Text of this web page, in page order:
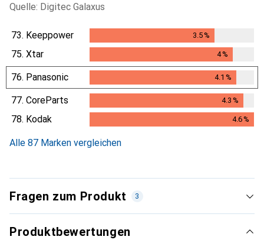
Quelle: Digitec Galaxus
73. Keeppower 3.5%
75. Xtar 4%
76. Panasonic 4.1 %
4.1%
77. CoreParts 4.3 %
4.3%
78. Kodak 4.6%
Alle 87 Marken vergleichen
Fragen zum Produkt 3
Produktbewertungen